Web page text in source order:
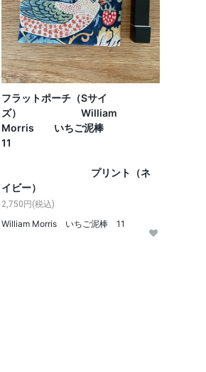
フラットポーチ（Sサイ
ズ） William
Morris いちご泥棒
11
プリント（ネ
イビー）
2,750円(税込)
William Morris いちご泥棒 11